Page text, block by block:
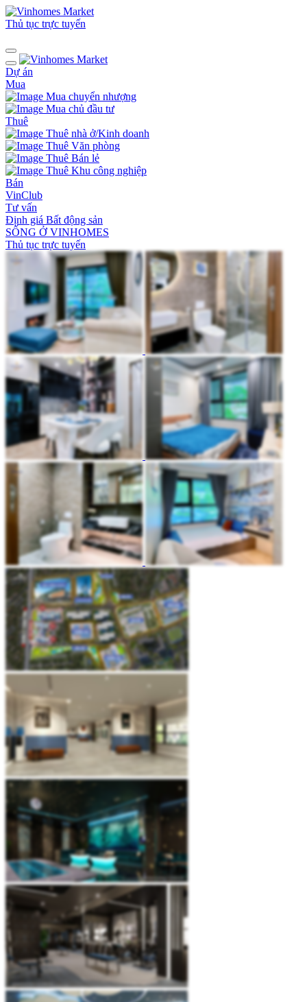
Thủ tục trực tuyến
Dự án
Mua
Mua chuyển nhượng
Mua chủ đầu tư
Thuê
Thuê nhà ở/Kinh doanh
Thuê Văn phòng
Thuê Bán lẻ
Thuê Khu công nghiệp
Bán
VinClub
Tư vấn
Định giá Bất động sản
SỐNG Ở VINHOMES
Thủ tục trực tuyến